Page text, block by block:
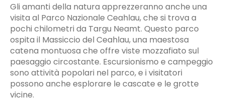
Gli amanti della natura apprezzeranno anche una
visita al Parco Nazionale Ceahlau, che si trova a
pochi chilometri da Targu Neamt. Questo parco
ospita il Massiccio del Ceahlau, una maestosa
catena montuosa che offre viste mozzafiato sul
paesaggio circostante. Escursionismo e campeggio
sono attività popolari nel parco, e i visitatori
possono anche esplorare le cascate e le grotte
vicine.